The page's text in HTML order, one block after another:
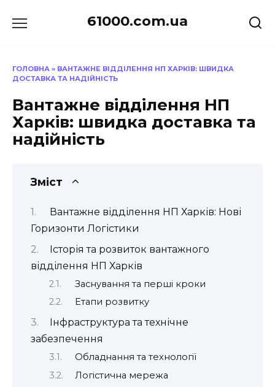
до
61000.com.ua
ГОЛОВНА » ВАНТАЖНЕ ВІДДІЛЕННЯ НП ХАРКІВ: ШВИДКА
ДОСТАВКА ТА НАДІЙНІСТЬ
Вантажне відділення НП
Харків: швидка доставка та
надійність
Зміст
Вантажне відділення НП Харків: Нові
Горизонти Логістики
Історія та розвиток вантажного
відділення НП Харків
Заснування та перші кроки
Етапи розвитку
Інфраструктура та технічне
забезпечення
Обладнання та технології
Логістична мережа